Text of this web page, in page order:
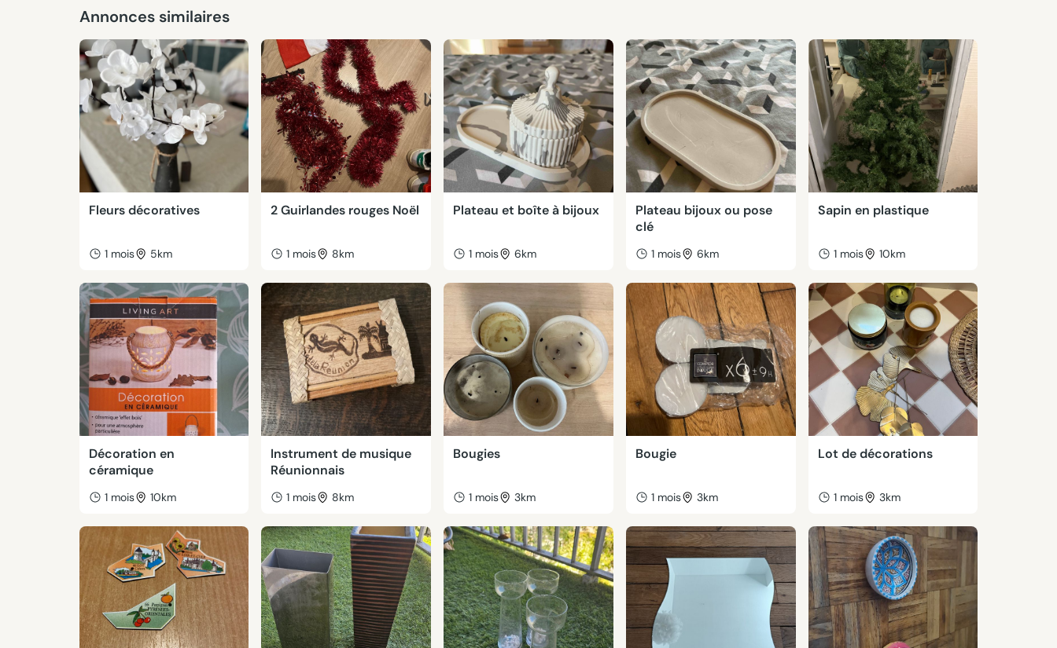
Annonces similaires
Fleurs décoratives
1 mois 5km
2 Guirlandes rouges Noël
1 mois 8km
Plateau et boîte à bijoux
1 mois 6km
Plateau bijoux ou pose
clé
1 mois 6km
Sapin en plastique
1 mois 10km
Décoration en
céramique
1 mois 10km
Instrument de musique
Réunionnais
1 mois 8km
Bougies
1 mois 3km
Bougie
1 mois 3km
Lot de décorations
1 mois 3km